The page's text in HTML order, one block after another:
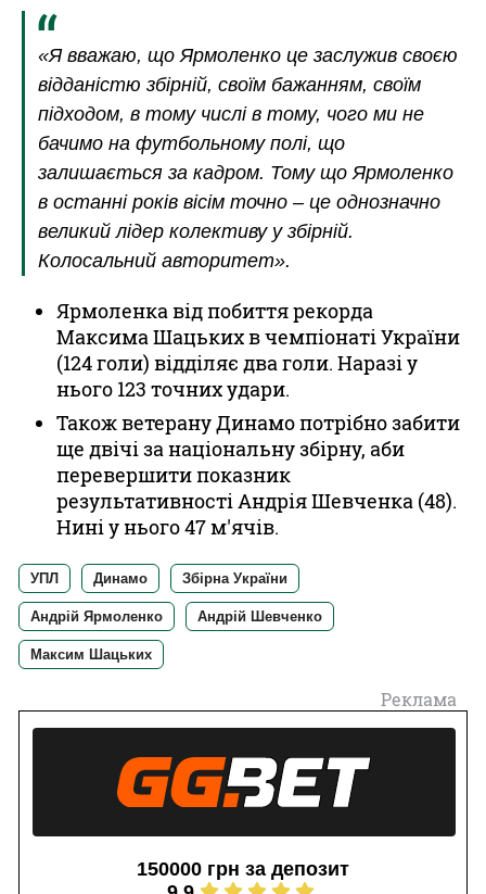
«Я вважаю, що Ярмоленко це заслужив своєю
відданістю збірній, своїм бажанням, своїм
підходом, в тому числі в тому, чого ми не
бачимо на футбольному полі, що
залишається за кадром. Тому що Ярмоленко
в останні років вісім точно – це однозначно
великий лідер колективу у збірній.
Колосальний авторитет».
Ярмоленка від побиття рекорда
Максима Шацьких в чемпіонаті України
(124 голи) відділяє два голи. Наразі у
нього 123 точних удари.
Також ветерану Динамо потрібно забити
ще двічі за національну збірну, аби
перевершити показник
результативності Андрія Шевченка (48).
Нині у нього 47 м'ячів.
УПЛ Динамо Збірна України
Андрій Ярмоленко Андрій Шевченко
Максим Шацьких
Реклама
150000 грн за депозит